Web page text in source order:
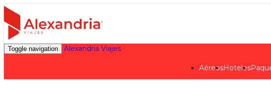
Toggle navigation Alexandria Viajes
AéreosHoteles